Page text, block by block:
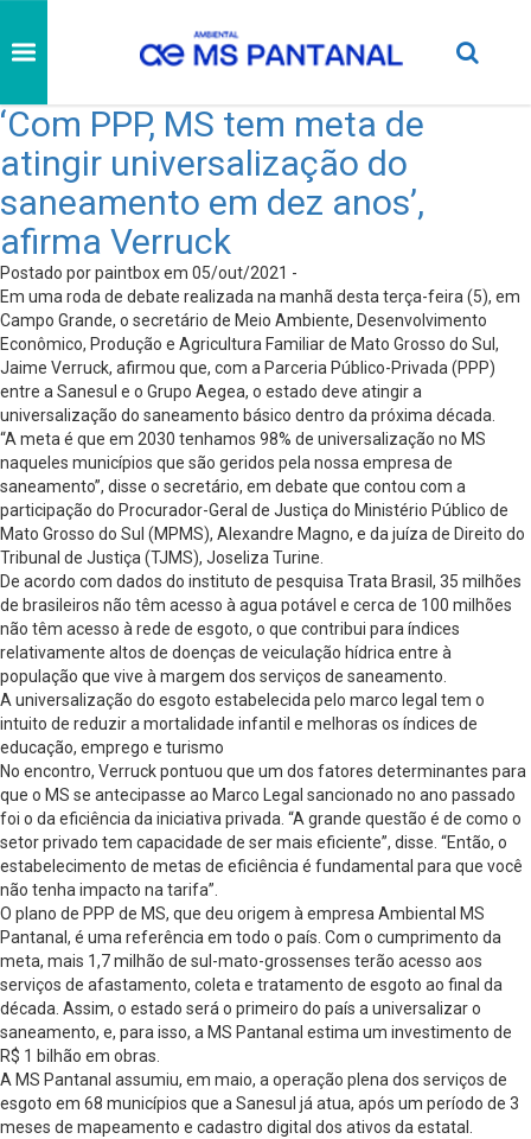
‘Com PPP, MS tem meta de
atingir universalização do
saneamento em dez anos’,
afirma Verruck
Postado por paintbox em 05/out/2021 -
Em uma roda de debate realizada na manhã desta terça-feira (5), em
Campo Grande, o secretário de Meio Ambiente, Desenvolvimento
Econômico, Produção e Agricultura Familiar de Mato Grosso do Sul,
Jaime Verruck, afirmou que, com a Parceria Público-Privada (PPP)
entre a Sanesul e o Grupo Aegea, o estado deve atingir a
universalização do saneamento básico dentro da próxima década.
“A meta é que em 2030 tenhamos 98% de universalização no MS
naqueles municípios que são geridos pela nossa empresa de
saneamento”, disse o secretário, em debate que contou com a
participação do Procurador-Geral de Justiça do Ministério Público de
Mato Grosso do Sul (MPMS), Alexandre Magno, e da juíza de Direito do
Tribunal de Justiça (TJMS), Joseliza Turine.
De acordo com dados do instituto de pesquisa Trata Brasil, 35 milhões
de brasileiros não têm acesso à agua potável e cerca de 100 milhões
não têm acesso à rede de esgoto, o que contribui para índices
relativamente altos de doenças de veiculação hídrica entre à
população que vive à margem dos serviços de saneamento.
A universalização do esgoto estabelecida pelo marco legal tem o
intuito de reduzir a mortalidade infantil e melhoras os índices de
educação, emprego e turismo
No encontro, Verruck pontuou que um dos fatores determinantes para
que o MS se antecipasse ao Marco Legal sancionado no ano passado
foi o da eficiência da iniciativa privada. “A grande questão é de como o
setor privado tem capacidade de ser mais eficiente”, disse. “Então, o
estabelecimento de metas de eficiência é fundamental para que você
não tenha impacto na tarifa”.
O plano de PPP de MS, que deu origem à empresa Ambiental MS
Pantanal, é uma referência em todo o país. Com o cumprimento da
meta, mais 1,7 milhão de sul-mato-grossenses terão acesso aos
serviços de afastamento, coleta e tratamento de esgoto ao final da
década. Assim, o estado será o primeiro do país a universalizar o
saneamento, e, para isso, a MS Pantanal estima um investimento de
R$ 1 bilhão em obras.
A MS Pantanal assumiu, em maio, a operação plena dos serviços de
esgoto em 68 municípios que a Sanesul já atua, após um período de 3
meses de mapeamento e cadastro digital dos ativos da estatal.